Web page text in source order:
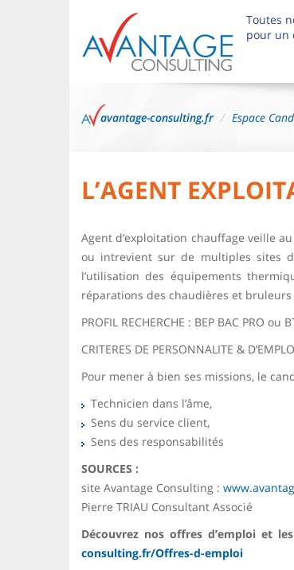
Toutes
pour un
avantage-consulting.fr Espace
L’AGENT
Agent d’exploitation chauffage veille
ou intrevient sur de multiples sites
l’utilisation des équipements
réparations des chaudières et
PROFIL RECHERCHE : BEP BAC PRO ou
CRITERES DE PERSONNALITE &
Pour mener à bien ses missions, le
Technicien dans l’âme,
Sens du service client,
Sens des responsabilités
SOURCES :
site Avantage Consulting :
Pierre TRIAU Consultant Associé
Découvrez nos offres d’emploi et
consulting.fr/Offres-d-emploi